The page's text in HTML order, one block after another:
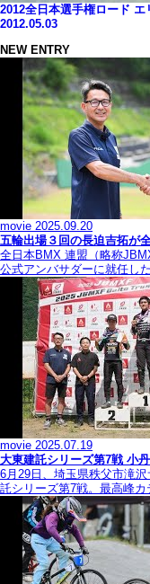
2012全日本選手権ロード エ
2012.05.03
NEW ENTRY
movie 2025.09.20
五輪出場３回の長迫吉拓が
全日本BMX 連盟（略称
公式アンバサダーに就任し
movie 2025.07.19
大東建託シリーズ第7戦 ⼩
6月29日、埼玉県秩父市滝
託シリーズ第7戦。最高峰